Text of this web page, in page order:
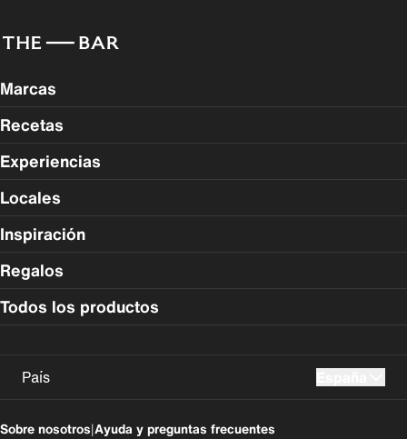
Marcas
Recetas
Experiencias
Locales
Inspiración
Regalos
Todos los productos
País
Sobre nosotros|Ayuda y preguntas frecuentes